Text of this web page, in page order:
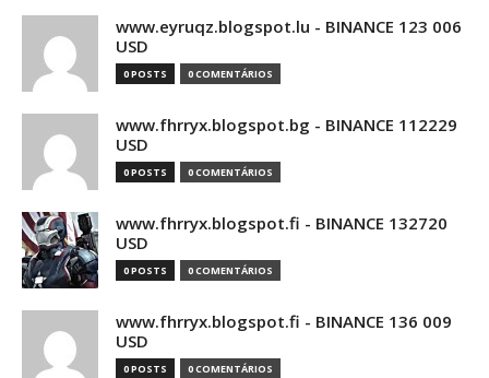
www.eyruqz.blogspot.lu - BINANCE 123 006
USD
0 POSTS 0 COMENTÁRIOS
www.fhrryx.blogspot.bg - BINANCE 112229
USD
0 POSTS 0 COMENTÁRIOS
www.fhrryx.blogspot.fi - BINANCE 132720
USD
0 POSTS 0 COMENTÁRIOS
www.fhrryx.blogspot.fi - BINANCE 136 009
USD
0 POSTS 0 COMENTÁRIOS